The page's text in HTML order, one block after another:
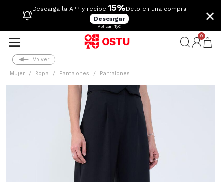
Descarga la APP y recibe 15%Dcto en una compra
Descargar
Aplican TyC
×
0
Volver
Mujer Ropa Pantalones Pantalones